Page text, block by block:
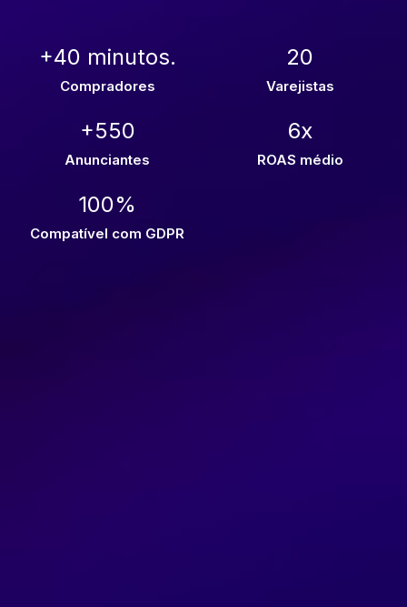
+40 minutos.
Compradores
20
Varejistas
+550
Anunciantes
6x
ROAS médio
100%
Compatível com GDPR